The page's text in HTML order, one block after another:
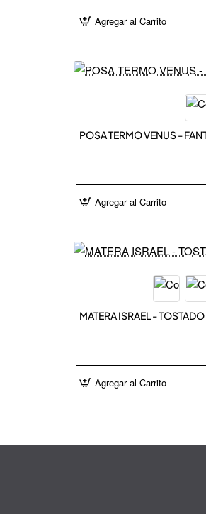
Agregar al Carrito
POSA TERMO VENUS -
Agregar al Carrito
MATERA ISRAEL - TOSTADO
Agregar al Carrito